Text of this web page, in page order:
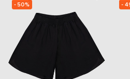
- 50%
-